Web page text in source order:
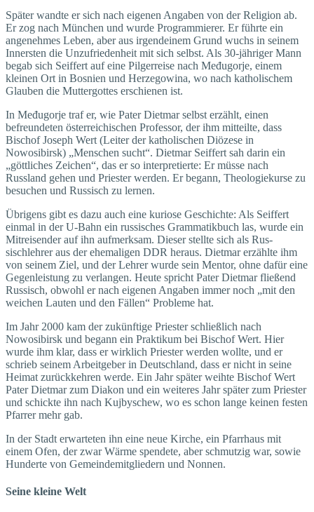
Später wandte er sich nach eigenen Angaben von der Religion ab.
Er zog nach München und wurde Programmierer. Er führte ein
angenehmes Leben, aber aus irgendeinem Grund wuchs in seinem
Innersten die Unzufriedenheit mit sich selbst. Als 30-jähriger Mann
begab sich Seiffert auf eine Pilgerreise nach Međugorje, einem
kleinen Ort in Bosnien und Herzegowina, wo nach katholischem
Glauben die Muttergottes erschienen ist.
In Međugorje traf er, wie Pater Dietmar selbst erzählt, einen
befreundeten österreichischen Professor, der ihm mitteilte, dass
Bischof Joseph Wert (Leiter der katholischen Diözese in
Nowosibirsk) „Menschen sucht“. Dietmar Seiffert sah darin ein
„göttliches Zeichen“, das er so interpretierte: Er müsse nach
Russland gehen und Priester werden. Er begann, Theologiekurse zu
besuchen und Russisch zu lernen.
Übrigens gibt es dazu auch eine kuriose Geschichte: Als Seiffert
einmal in der U-Bahn ein russisches Grammatikbuch las, wurde ein
Mitreisender auf ihn aufmerksam. Dieser stellte sich als Rus­
sischlehrer aus der ehemaligen DDR heraus. Dietmar erzählte ihm
von seinem Ziel, und der Lehrer wurde sein Mentor, ohne dafür eine
Gegenleistung zu verlangen. Heute spricht Pater Dietmar fließend
Russisch, obwohl er nach eigenen Angaben immer noch „mit den
weichen Lauten und den Fällen“ Probleme hat.
Im Jahr 2000 kam der zukünftige Priester schließlich nach
Nowosibirsk und begann ein Praktikum bei Bischof Wert. Hier
wurde ihm klar, dass er wirklich Priester werden wollte, und er
schrieb seinem Arbeitgeber in Deutschland, dass er nicht in seine
Heimat zurückkehren werde. Ein Jahr später weihte Bischof Wert
Pater Dietmar zum Diakon und ein weiteres Jahr später zum Priester
und schickte ihn nach Kujbyschew, wo es schon lange keinen festen
Pfarrer mehr gab.
In der Stadt erwarteten ihn eine neue Kirche, ein Pfarrhaus mit
einem Ofen, der zwar Wärme spendete, aber schmutzig war, sowie
Hunderte von Gemeindemitgliedern und Nonnen.
Seine kleine Welt